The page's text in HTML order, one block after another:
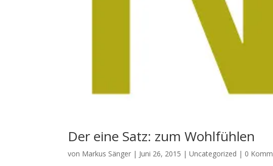
Der eine Satz: zum Wohlfühlen
von Markus Sänger | Juni 26, 2015 |Uncategorized | 0